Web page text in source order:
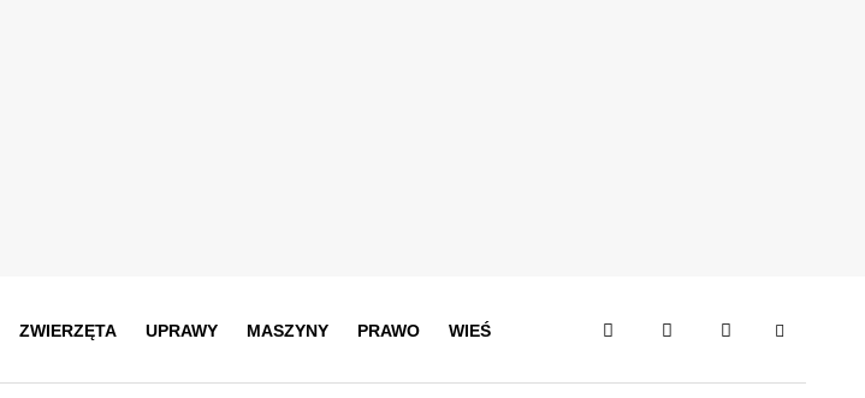
ZWIERZĘTA UPRAWY MASZYNY PRAWO WIEŚ